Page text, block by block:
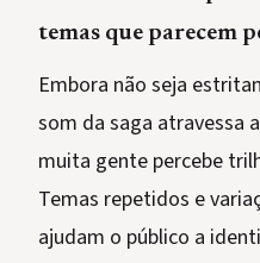
temas que parecem
Embora não seja
som da saga atravessa
muita gente percebe
Temas repetidos e
ajudam o público a